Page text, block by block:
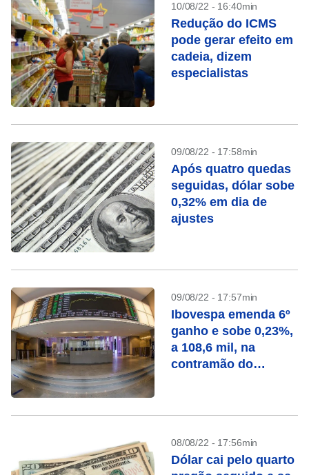
10/08/22 - 16:40min
Redução do ICMS
pode gerar efeito em
cadeia, dizem
especialistas
09/08/22 - 17:58min
Após quatro quedas
seguidas, dólar sobe
0,32% em dia de
ajustes
09/08/22 - 17:57min
Ibovespa emenda 6º
ganho e sobe 0,23%,
a 108,6 mil, na
contramão do
08/08/22 - 17:56min
Dólar cai pelo quarto